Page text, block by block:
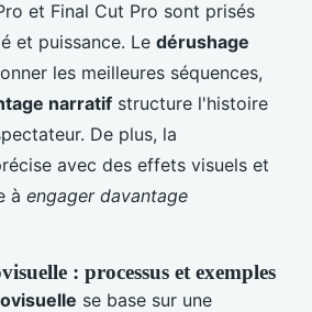
et Final Cut Pro sont prisés
et puissance. Le dérushage
les meilleures séquences,
narratif structure l'histoire
De plus, la
avec des effets visuels et
à engager davantage
: processus et exemples
se base sur une